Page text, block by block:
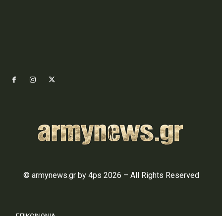
© armynews.gr by 4ps 2026 – All Rights Reserved